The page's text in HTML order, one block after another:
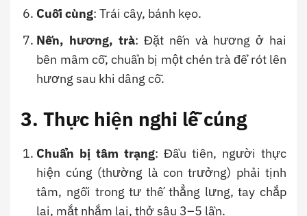
Cuối cùng: Trái cây, bánh kẹo.
Nến, hương, trà: Đặt nến và hương ở hai
bên mâm cỗ, chuẩn bị một chén trà để rót lên
hương sau khi dâng cỗ.
3. Thực hiện nghi lễ cúng
Chuẩn bị tâm trạng: Đầu tiên, người thực
hiện cúng (thường là con trưởng) phải tịnh
tâm, ngồi trong tư thế thẳng lưng, tay chắp
lại, mắt nhắm lại, thở sâu 3–5 lần.